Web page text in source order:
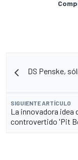
DS Penske,
SIGUIENTE ARTÍCULO
La innovadora idea
controvertido 'Pit